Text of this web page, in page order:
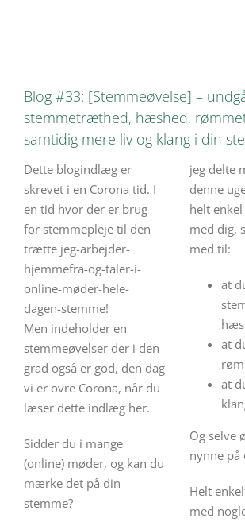
Blog #33: [Stemmeøvelse] –
stemmetræthed, hæshed,
samtidig mere liv og klang i din
Dette blogindlæg er
skrevet i en Corona tid. I
en tid hvor der er brug
for stemmepleje til den
trætte jeg-arbejder-
hjemmefra-og-taler-i-
online-møder-hele-
dagen-stemme!
Men indeholder en
stemmeøvelser der i den
grad også er god, den dag
vi er ovre Corona, når du
læser dette indlæg her.
Sidder du i mange
(online) møder, og kan du
mærke det på din
stemme?
jeg delte
denne
helt
med dig,
med til:
at
at
at
Og selve
nynne på
Helt
med